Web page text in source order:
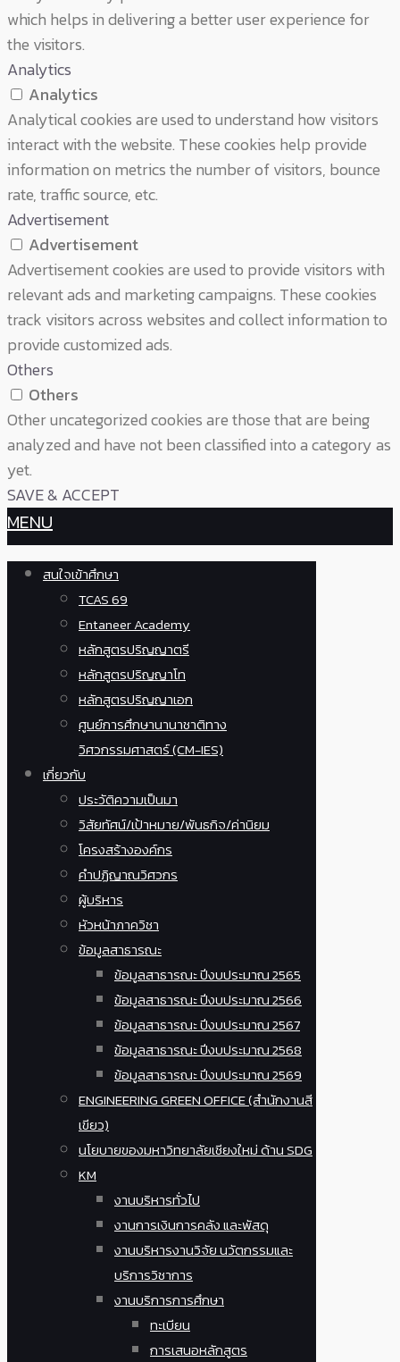
which helps in delivering a better user experience for
the visitors.
Analytics
Analytics
Analytical cookies are used to understand how visitors
interact with the website. These cookies help provide
information on metrics the number of visitors, bounce
rate, traffic source, etc.
Advertisement
Advertisement
Advertisement cookies are used to provide visitors with
relevant ads and marketing campaigns. These cookies
track visitors across websites and collect information to
provide customized ads.
Others
Others
Other uncategorized cookies are those that are being
analyzed and have not been classified into a category as
yet.
SAVE & ACCEPT
MENU
สนใจเข้าศึกษา
TCAS 69
Entaneer Academy
หลักสูตรปริญญาตรี
หลักสูตรปริญญาโท
หลักสูตรปริญญาเอก
ศูนย์การศึกษานานาชาติทาง
วิศวกรรมศาสตร์ (CM-IES)
เกี่ยวกับ
ประวัติความเป็นมา
วิสัยทัศน์/เป้าหมาย/พันธกิจ/ค่านิยม
โครงสร้างองค์กร
คำปฏิญาณวิศวกร
ผู้บริหาร
หัวหน้าภาควิชา
ข้อมูลสาธารณะ
ข้อมูลสาธารณะ ปีงบประมาณ 2565
ข้อมูลสาธารณะ ปีงบประมาณ 2566
ข้อมูลสาธารณะ ปีงบประมาณ 2567
ข้อมูลสาธารณะ ปีงบประมาณ 2568
ข้อมูลสาธารณะ ปีงบประมาณ 2569
ENGINEERING GREEN OFFICE (สำนักงานสี
เขียว)
นโยบายของมหาวิทยาลัยเชียงใหม่ ด้าน SDG
KM
งานบริหารทั่วไป
งานการเงินการคลัง และพัสดุ
งานบริหารงานวิจัย นวัตกรรมและ
บริการวิชาการ
งานบริการการศึกษา
ทะเบียน
การเสนอหลักสูตร